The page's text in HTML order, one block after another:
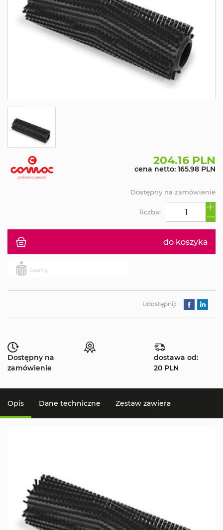
204.16 PLN
cena netto: 165.98 PLN
do koszyka
liczba:
Dostępny na zamówienie
Udostępnij:
Dostępny na
zamówienie
dostawa od:
20 PLN
Opis Dane techniczne Zestaw zawiera